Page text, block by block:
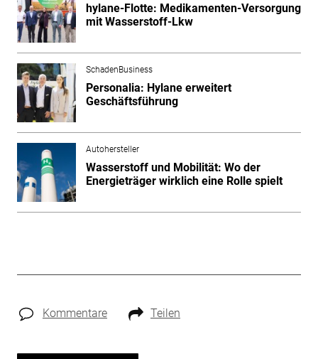
hylane-Flotte: Medikamenten-Versorgung
mit Wasserstoff-Lkw
SchadenBusiness
Personalia: Hylane erweitert
Geschäftsführung
Autohersteller
Wasserstoff und Mobilität: Wo der
Energieträger wirklich eine Rolle spielt
Kommentare Teilen